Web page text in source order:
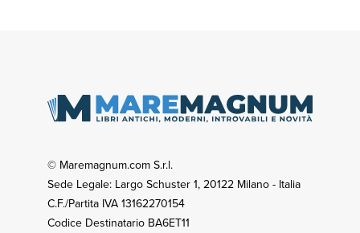
© Maremagnum.com S.r.l.
Sede Legale: Largo Schuster 1, 20122 Milano - Italia
C.F./Partita IVA 13162270154
Codice Destinatario BA6ET11